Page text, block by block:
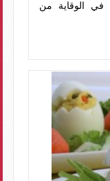
في الوقاية من